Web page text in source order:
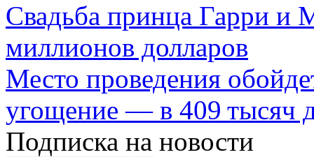
Свадьба принца Гарри и
миллионов долларов
Место проведения
угощение — в 409 тысяч
Подписка на новости